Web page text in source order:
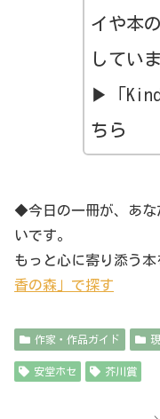
イや本
してい
▶「
ちら
◆今日の一冊が、あな
いです。
もっと心に寄り添う
香の森」で探す
作家・作品ガイド
安堂ホセ 芥川賞